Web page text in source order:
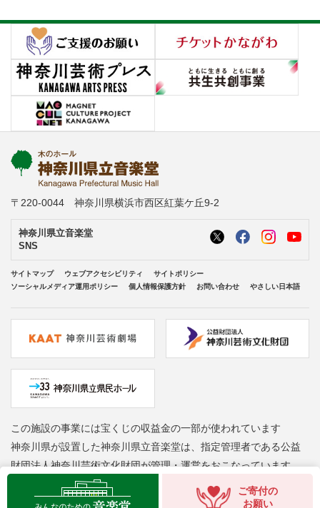
ご寄付の
お願い
〒220-0044 神奈川県横浜市西区紅葉ケ丘9-2
神奈川県立音楽堂
SNS
サイトマップ ウェブアクセシビリティ
サイトポリシー
ソーシャルメディア運用ポリシー
個人情報保護方針 お問い合わせ やさしい日本語
この施設の事業には宝くじの収益金の一部が使われています
神奈川県が設置した神奈川県立音楽堂は、指定管理者である公益
財団法人神奈川芸術文化財団が管理・運営をおこなっています
Copyright © Kanagawa Arts Foundation. All rights reserved.